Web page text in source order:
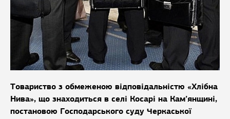
Товариство з обмеженою відповідальністю «Хлібна
Нива», що знаходиться в селі Косарі на Кам’янщині,
постановою Господарського суду Черкаської